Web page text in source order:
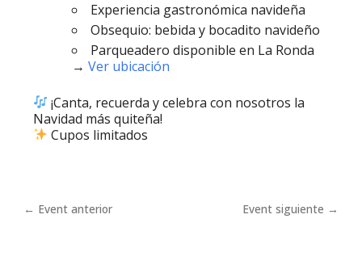
Experiencia gastronómica navideña
Obsequio: bebida y bocadito navideño
Parqueadero disponible en La Ronda
→Ver ubicación
¡Canta, recuerda y celebra con nosotros la
Navidad más quiteña!
Cupos limitados
← Event anterior Event siguiente →